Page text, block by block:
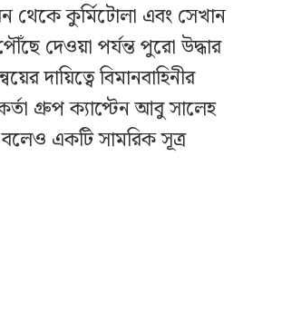
থেকে কুর্মিটোলা এবং সেখান
দেওয়া পর্যন্ত পুরো উদ্ধার
দায়িত্বে বিমানবাহিনীর
গ্রুপ ক্যাপ্টেন আবু সালেহ
বলেও একটি সামরিক সূত্র